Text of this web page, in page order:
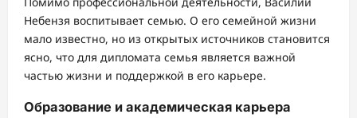
Небензя воспитывает семью. О его семейной жизни
мало известно, но из открытых источников становится
ясно, что для дипломата семья является важной
частью жизни и поддержкой в его карьере.
Образование и академическая карьера